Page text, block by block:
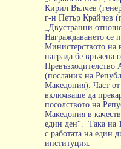
Кирил Вълчев
г-н Петър Крайчев
„Двустранни
Награждаването се
Министерството на
награда бе връчена
Превъзходителство
(посланик на
Македония). Част
включваше да
посолството на
Македония в
един ден“. Tака на
с работата на един
институция.